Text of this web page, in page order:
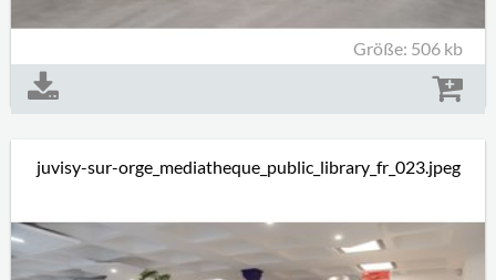
Größe: 506 kb
juvisy-sur-orge_mediatheque_public_library_fr_023.jpeg